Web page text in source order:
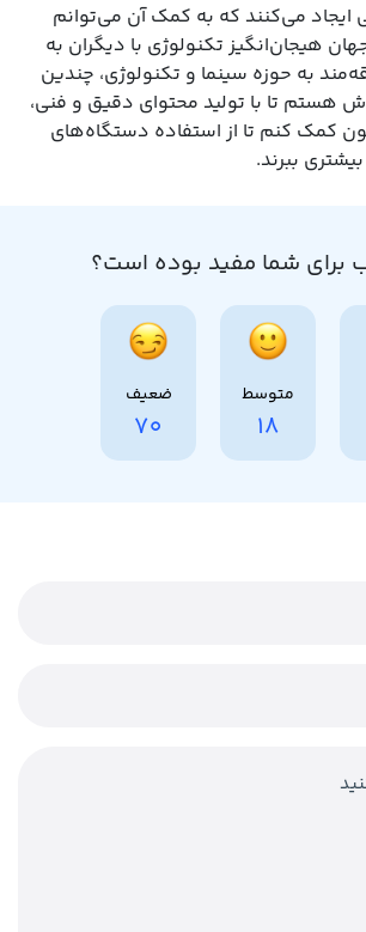
ایجاد می‌کنند که به کمک آن می‌توانم
هیجان‌انگیز تکنولوژی با دیگران به
به حوزه سینما و تکنولوژی، چندین
هستم تا با تولید محتوای دقیق و فنی،
کمک کنم تا از استفاده دستگاه‌های
ببرند.
برای شما مفید بوده است؟
متوسط
18
ضعیف
70